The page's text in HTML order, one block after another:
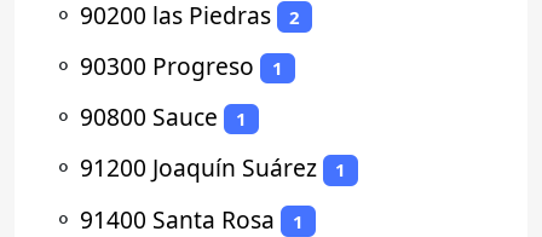
⚬ 90200 las Piedras 2
⚬ 90300 Progreso 1
⚬ 90800 Sauce 1
⚬ 91200 Joaquín Suárez 1
⚬ 91400 Santa Rosa 1